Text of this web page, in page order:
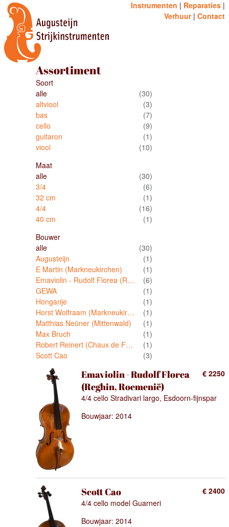
Instrumenten
Reparaties
Verhuur Contact
Assortiment
Soort
(30)
alle
(3)
altviool
(7)
bas
(9)
cello
(1)
guitaron
(10)
viool
Maat
(30)
alle
(6)
3/4
(1)
32 cm
(16)
4/4
(1)
40 cm
Bouwer
(30)
alle
(1)
Augusteijn
(1)
E Martin (Markneukirchen)
(6)
Emaviolin - Rudolf Florea (Reghin, Roemenië)
(1)
GEWA
(1)
Hongarije
(1)
Horst Wolfraam (Markneukirchen)
(1)
Matthias Neüner (Mittenwald)
(1)
Max Bruch
(1)
Robert Reinert (Chaux de Fond)
(3)
Scott Cao
€ 2250
Emaviolin - Rudolf Florea
(Reghin, Roemenië)
4/4 cello Stradivari largo, Esdoorn-fijnspar
Bouwjaar: 2014
€ 2400
Scott Cao
4/4 cello model Guarneri
Bouwjaar: 2014